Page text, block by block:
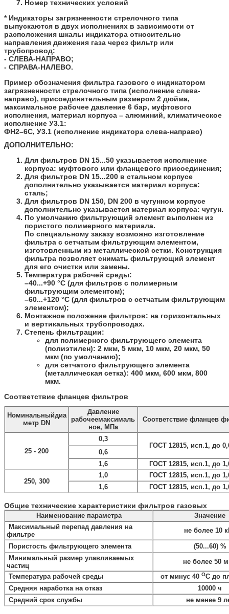
Номер технических условий
*Индикаторы загрязненности стрелочного типа
выпускаются в двух исполнениях в зависимости от
расположения шкалы индикатора относительно
направления движения газа через фильтр или
трубопровод:
- СЛЕВА-НАПРАВО;
- СПРАВА-НАЛЕВО.
Пример обозначения фильтра газового с индикатором
загрязненности стрелочного типа (исполнение слева-
направо), присоединительным размером 2 дюйма,
максимальное рабочее давление 6 бар, муфтового
исполнения, материал корпуса – алюминий, климатическое
исполнение У3.1:
ФН2–6С, У3.1 (исполнение индикатора слева-направо)
ДОПОЛНИТЕЛЬНО:
Для фильтров DN 15...50 указывается исполнение
корпуса: муфтового или фланцевого присоединения;
Для фильтров DN 15...200 в стальном корпусе
дополнительно указывается материал корпуса:
сталь;
Для фильтров DN 150, DN 200 в чугунном корпусе
дополнительно указывается материал корпуса: чугун.
По умолчанию фильтрующий элемент выполнен из
пористого полимерного материала.
По специальному заказу возможно изготовление
фильтра с сетчатым фильтрующим элементом,
изготовленным из металлической сетки. Конструкция
фильтра позволяет снимать фильтрующий элемент
для его очистки или замены.
Температура рабочей среды:
–40...+90 °С (для фильтров с полимерным
фильтрующим элементом);
–60...+120 °С (для фильтров с сетчатым фильтрующим
элементом);
Монтажное положение фильтров: на горизонтальных
и вертикальных трубопроводах.
Степень фильтрации:
для полимерного фильтрующего элемента
(полиэтилен): 2 мкм, 5 мкм, 10 мкм, 20 мкм, 50
мкм (по умолчанию);
для сетчатого фильтрующего элемента
(металлическая сетка): 400 мкм, 600 мкм, 800
мкм.
Соответствие фланцев фильтров
Номинальныйдиа
метр DN
Давление
рабочеемаксималь
ное, МПа
Соответствие фланцев
25 - 200
0,3
ГОСТ 12815, исп.1, до
0,6
1,6
ГОСТ 12815, исп.1, до
250, 300
1,0
ГОСТ 12815, исп.1, до
1,6
ГОСТ 12815, исп.1, до
Общие технические характеристики фильтров газовых
Наименование параметра
Значение
Максимальный перепад давления на
фильтре
не более 10
Пористость фильтрующего элемента
(50...60) %
Минимальный размер улавливаемых
частиц
не более 50
Температура рабочей среды
от минус 40 ОС до
Средняя наработка на отказ
10000 ч
Средний срок службы
не менее 9